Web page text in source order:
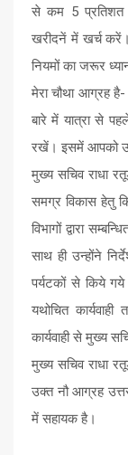
से कम 5 प्रतिशत
खरीदनें में खर्च
नियमों का जरूर
मेरा चौथा आग्रह है-
बारे में यात्रा से
रखें। इसमें आपको
मुख्य सचिव राधा
समग्र विकास हेतु
विभागों द्वारा
साथ ही उन्होंने
पर्यटकों से किये
यथोचित
कार्यवाही से मुख्य
मुख्य सचिव राधा
उक्त नौ आग्रह
में सहायक है।